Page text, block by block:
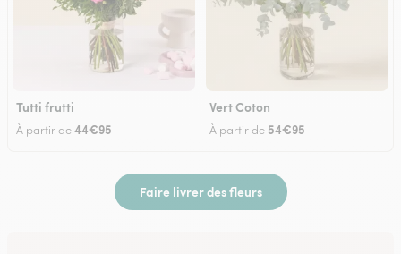
Tutti frutti
À partir de44€95
Vert Coton
À partir de 54€95
Faire livrer des fleurs